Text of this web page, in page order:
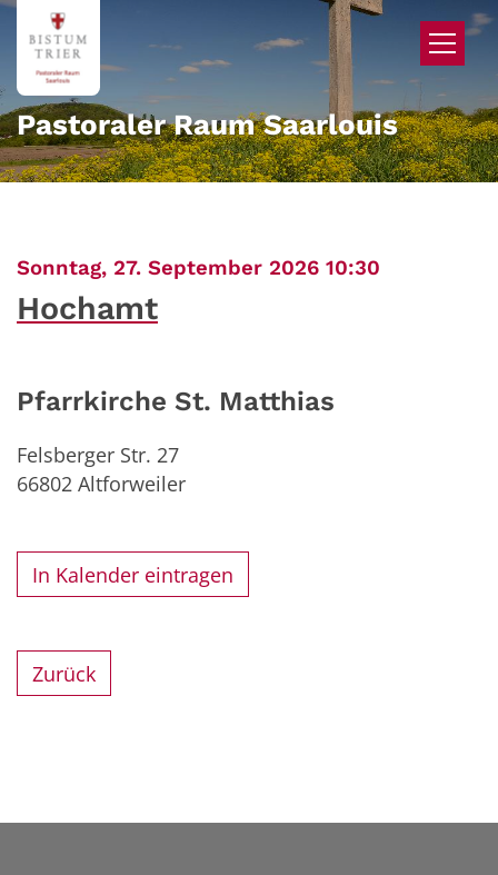
Zum Inhalt springen
Pastoraler Raum Saarlouis
Sonntag, 27. September 2026 10:30
Hochamt
Pfarrkirche St. Matthias
Felsberger Str. 27
66802 Altforweiler
In Kalender eintragen
Zurück